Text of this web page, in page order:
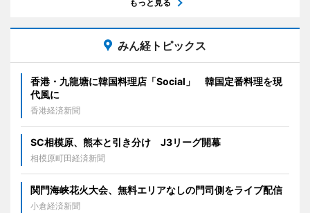
もっと見る
みん経トピックス
香港・九龍塘に韓国料理店「Social」 韓国定番料理を現
代風に
香港経済新聞
SC相模原、熊本と引き分け J3リーグ開幕
相模原町田経済新聞
関門海峡花火大会、無料エリアなしの門司側をライブ配信
小倉経済新聞